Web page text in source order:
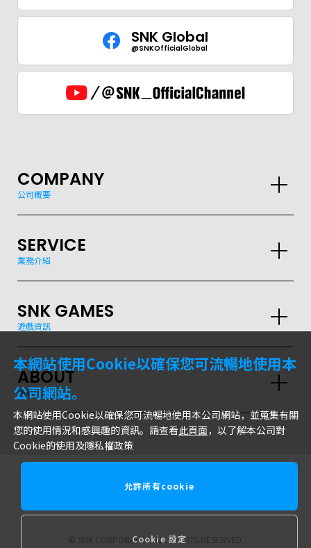
GLOBAL
JPN 簡体
SNK Global
@SNKOfficialGlobal
COMPANY
公司概要
SERVICE
業務介紹
SNK GAMES
遊戲資訊
ABOUT
網站信息
© SNK CORPORATION ALL RIGHTS RESERVED.
本網站使用Cookie以確保您可流暢地使用本
公司網站。
本網站使用Cookie以確保您可流暢地使用本公司網站，並蒐集有關
您的使用情況和感興趣的資訊。請查看此頁面，以了解本公司對
Cookie的使用及隱私權政策
允許所有cookie
Cookie 設定